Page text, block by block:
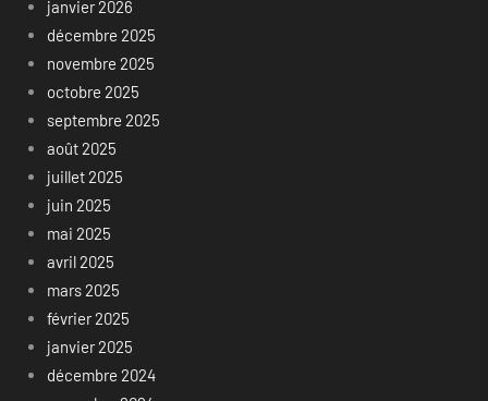
janvier 2026
décembre 2025
novembre 2025
octobre 2025
septembre 2025
août 2025
juillet 2025
juin 2025
mai 2025
avril 2025
mars 2025
février 2025
janvier 2025
décembre 2024